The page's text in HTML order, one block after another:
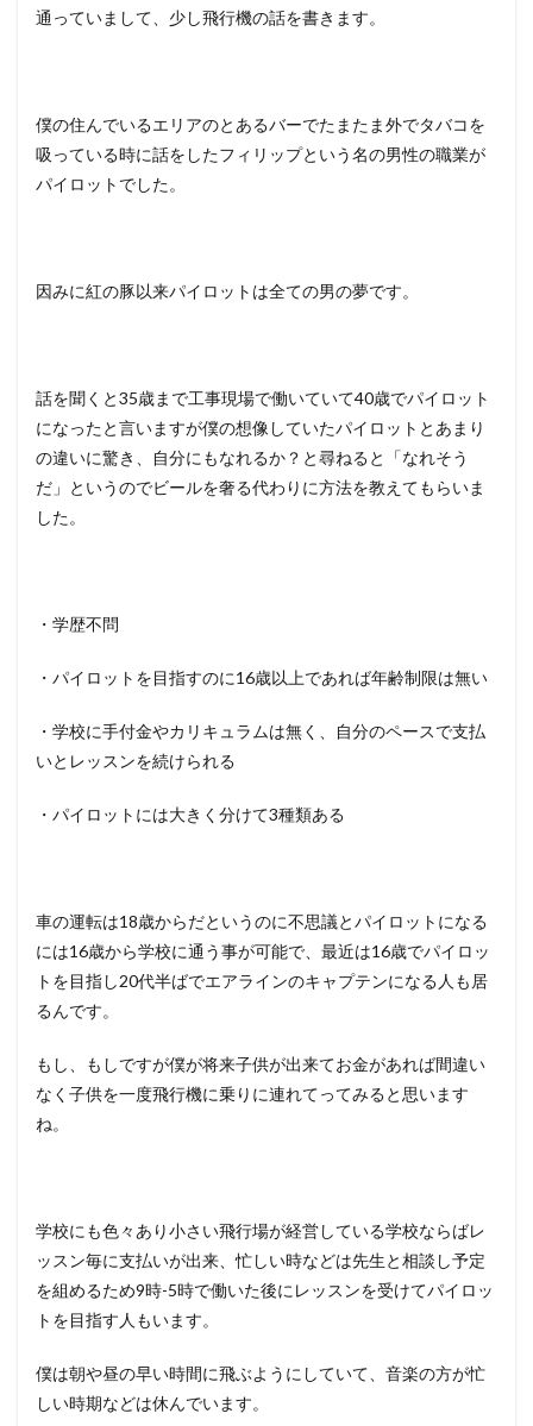
通っていまして、少し飛行機の話を書きます。
僕の住んでいるエリアのとあるバーでたまたま外でタバコを
吸っている時に話をしたフィリップという名の男性の職業が
パイロットでした。
因みに紅の豚以来パイロットは全ての男の夢です。
話を聞くと35歳まで工事現場で働いていて40歳でパイロット
になったと言いますが僕の想像していたパイロットとあまり
の違いに驚き、自分にもなれるか？と尋ねると「なれそう
だ」というのでビールを奢る代わりに方法を教えてもらいま
した。
・学歴不問
・パイロットを目指すのに16歳以上であれば年齢制限は無い
・学校に手付金やカリキュラムは無く、自分のペースで支払
いとレッスンを続けられる
・パイロットには大きく分けて3種類ある
車の運転は18歳からだというのに不思議とパイロットになる
には16歳から学校に通う事が可能で、最近は16歳でパイロッ
トを目指し20代半ばでエアラインのキャプテンになる人も居
るんです。
もし、もしですが僕が将来子供が出来てお金があれば間違い
なく子供を一度飛行機に乗りに連れてってみると思います
ね。
学校にも色々あり小さい飛行場が経営している学校ならばレ
ッスン毎に支払いが出来、忙しい時などは先生と相談し予定
を組めるため9時-5時で働いた後にレッスンを受けてパイロッ
トを目指す人もいます。
僕は朝や昼の早い時間に飛ぶようにしていて、音楽の方が忙
しい時期などは休んでいます。